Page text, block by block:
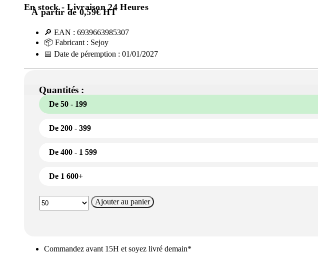
En stock - Livraison 24 Heures
À partir de0,59€HT
🔎 EAN : 6939663985307
📦 Fabricant : Sejoy
📅 Date de péremption : 01/01/2027
Quantités :
De 50 - 199
De 200 - 399
De 400 - 1 599
De 1 600+
Ajouter au panier
Commandez avant 15H et soyez livré demain*